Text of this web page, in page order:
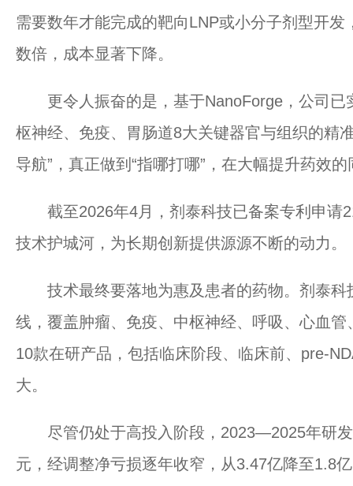
需要数年才能完成的靶向LNP或小分子剂型开
数倍，成本显著下降。
更令人振奋的是，基于NanoForge，公司已
枢神经、免疫、胃肠道8大关键器官与组织的精
导航”，真正做到“指哪打哪”，在大幅提升药效
截至2026年4月，剂泰科技已备案专利申请
技术护城河，为长期创新提供源源不断的动力。
技术最终要落地为惠及患者的药物。剂泰科
线，覆盖肿瘤、免疫、中枢神经、呼吸、心血
10款在研产品，包括临床阶段、临床前、
大。
尽管仍处于高投入阶段，2023—2025年研发
元，经调整净亏损逐年收窄，从3.47亿降至1.8